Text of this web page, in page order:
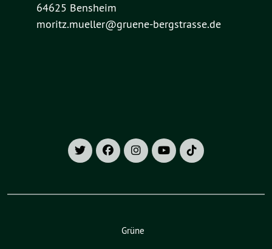
64625 Bensheim
moritz.mueller@gruene-bergstrasse.de
Grüne